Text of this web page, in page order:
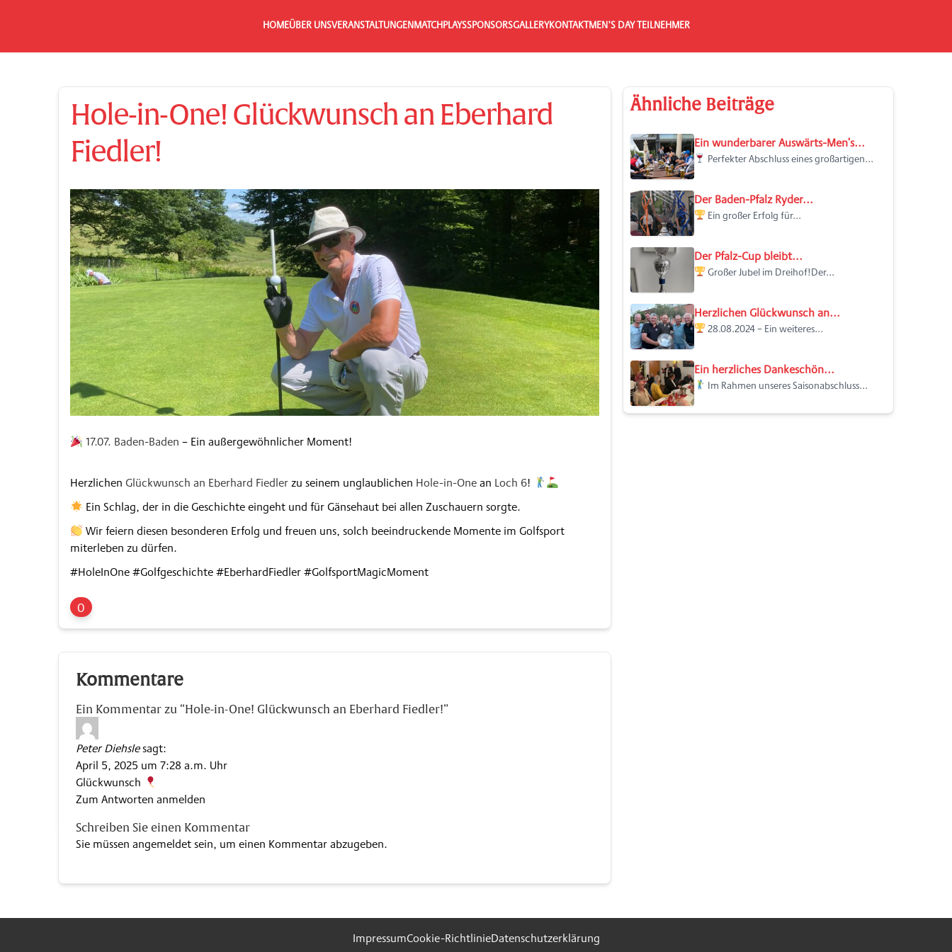
HOMEÜBER UNSVERANSTALTUNGENMATCHPLAYSSPONSORSGALLERYKONTAKTMEN’S DAY TEILNEHMER
Hole-in-One! Glückwunsch an Eberhard
Fiedler!
17.07. Baden-Baden – Ein außergewöhnlicher Moment!
Herzlichen Glückwunsch an Eberhard Fiedlerzu seinem unglaublichen Hole-in-Onean Loch 6!
Ein Schlag, der in die Geschichte eingeht und für Gänsehaut bei allen Zuschauern sorgte.
Wir feiern diesen besonderen Erfolg und freuen uns, solch beeindruckende Momente im Golfsport
miterleben zu dürfen.
#HoleInOne #Golfgeschichte #EberhardFiedler #GolfsportMagicMoment
0
Kommentare
Ein Kommentar zu “Hole-in-One! Glückwunsch an Eberhard Fiedler!”
Peter Diehslesagt:
April 5, 2025 um 7:28 a.m. Uhr
Glückwunsch
Zum Antworten anmelden
Schreiben Sie einen Kommentar
Sie müssen angemeldetsein, um einen Kommentar abzugeben.
Ähnliche Beiträge
Ein wunderbarer Auswärts-Men’s...
Perfekter Abschluss eines großartigen...
Der Baden-Pfalz Ryder...
Ein großer Erfolg für...
Der Pfalz-Cup bleibt...
Großer Jubel im Dreihof!Der...
Herzlichen Glückwunsch an...
28.08.2024 – Ein weiteres...
Ein herzliches Dankeschön...
Im Rahmen unseres Saisonabschluss...
ImpressumCookie-RichtlinieDatenschutzerklärung